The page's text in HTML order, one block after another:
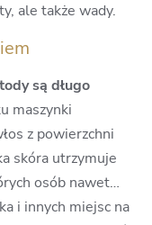
ale także wady.
są długo
maszynki
z powierzchni
skóra utrzymuje
osób nawet…
i innych miejsc na